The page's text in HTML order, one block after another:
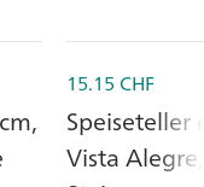
15.15 CHF
Speiseteller
Vista